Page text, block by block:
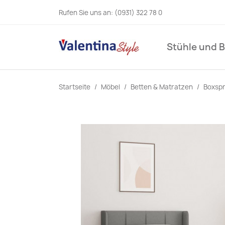
Rufen Sie uns an: (0931) 322 78 0
Stühle und
Startseite Möbel Betten & Matratzen